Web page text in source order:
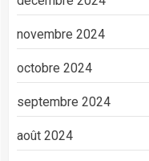
novembre 2024
octobre 2024
septembre 2024
août 2024